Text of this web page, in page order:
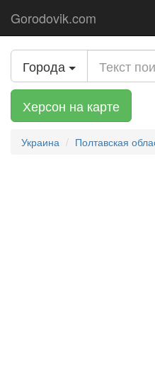
Gorodovik.com
Города
Херсон на карте
Украина Полтавская